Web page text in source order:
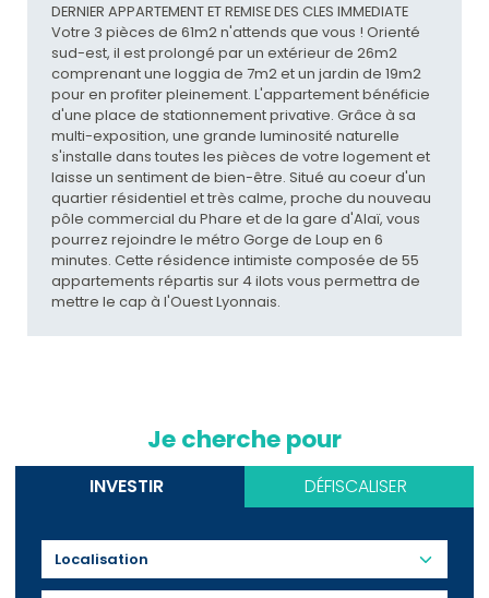
DERNIER APPARTEMENT ET REMISE DES CLES IMMEDIATE
Votre 3 pièces de 61m2 n'attends que vous ! Orienté
sud-est, il est prolongé par un extérieur de 26m2
comprenant une loggia de 7m2 et un jardin de 19m2
pour en profiter pleinement. L'appartement bénéficie
d'une place de stationnement privative. Grâce à sa
multi-exposition, une grande luminosité naturelle
s'installe dans toutes les pièces de votre logement et
laisse un sentiment de bien-être. Situé au coeur d'un
quartier résidentiel et très calme, proche du nouveau
pôle commercial du Phare et de la gare d'Alaï, vous
pourrez rejoindre le métro Gorge de Loup en 6
minutes. Cette résidence intimiste composée de 55
appartements répartis sur 4 ilots vous permettra de
mettre le cap à l'Ouest Lyonnais.
Je cherche pour
INVESTIR DÉFISCALISER